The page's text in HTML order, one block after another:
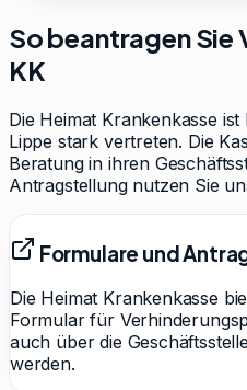
So beantragen Sie
KK
Die Heimat Krankenkasse
Lippe stark vertreten. Die
Beratung in ihren
Antragstellung nutzen Sie
Formulare und
Die Heimat Krankenkasse
Formular für
auch über die
werden.